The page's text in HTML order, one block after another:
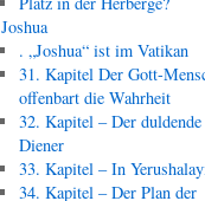
Joshua
. „Joshua“ ist im Vatikan
31. Kapitel Der Gott-
offenbart die Wahrheit
32. Kapitel – Der duldende
Diener
33. Kapitel – In
34. Kapitel – Der Plan der